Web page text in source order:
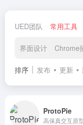
UED团队 常用工具
界面设计 Chrome
排序 发布 更新
ProtoPie
高保真交互原